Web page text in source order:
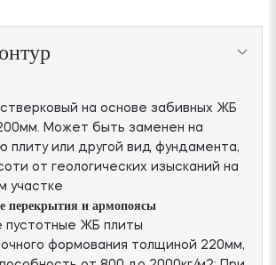
на основе забивных ЖБ
Может быть заменен на
плиту или другой вид фундамента,
от геологических изысканий на
участке
перекрытия и армопоясы
пустотные ЖБ плиты
формования толщиной 220мм,